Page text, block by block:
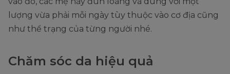
lượng vừa phải mỗi ngày tùy thuộc vào cơ địa cũng
như thể trạng của từng người nhé.
Chăm sóc da hiệu quả